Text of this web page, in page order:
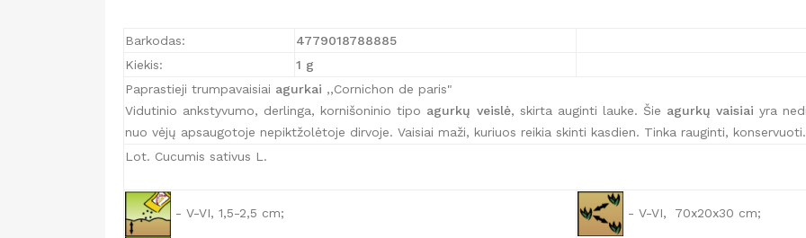
Barkodas: 4779018788885
Kiekis:
1 g
Paprastieji trumpavaisiai agurkai ,,Cornichon de paris"
Vidutinio ankstyvumo, derlinga, kornišoninio tipo agurkų veislė, skirta auginti lauke. Šie agurkų vaisiai yra
nuo vėjų apsaugotoje nepiktžolėtoje dirvoje. Vaisiai maži, kuriuos reikia skinti kasdien. Tinka rauginti, konservuoti.
Lot. Cucumis sativus L.
- V-VI, 1,5-2,5 cm; - V-VI, 70x20x30 cm;